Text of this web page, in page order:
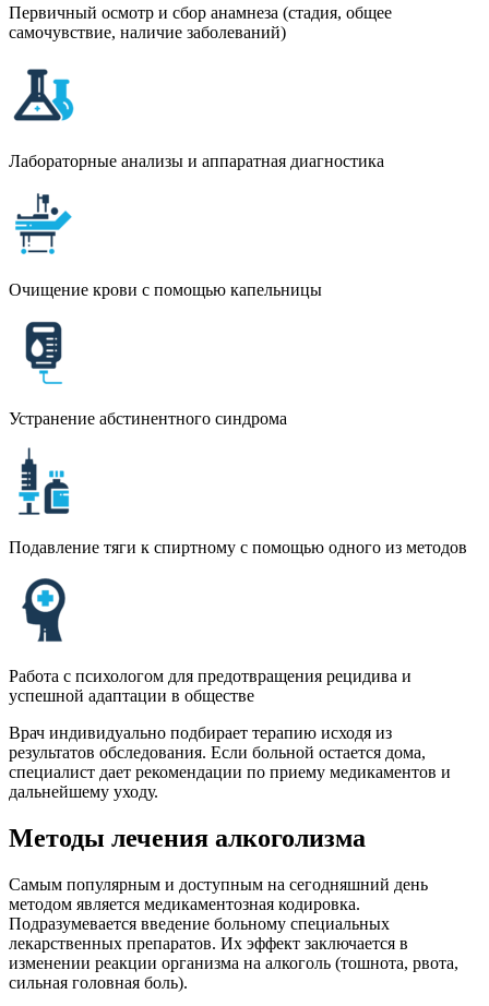
Первичный осмотр и сбор анамнеза (стадия, общее
самочувствие, наличие заболеваний)
Лабораторные анализы и аппаратная диагностика
Очищение крови с помощью капельницы
Устранение абстинентного синдрома
Подавление тяги к спиртному с помощью одного из методов
Работа с психологом для предотвращения рецидива и
успешной адаптации в обществе
Врач индивидуально подбирает терапию исходя из
результатов обследования. Если больной остается дома,
специалист дает рекомендации по приему медикаментов и
дальнейшему уходу.
Методы лечения алкоголизма
Самым популярным и доступным на сегодняшний день
методом является медикаментозная кодировка.
Подразумевается введение больному специальных
лекарственных препаратов. Их эффект заключается в
изменении реакции организма на алкоголь (тошнота, рвота,
сильная головная боль).